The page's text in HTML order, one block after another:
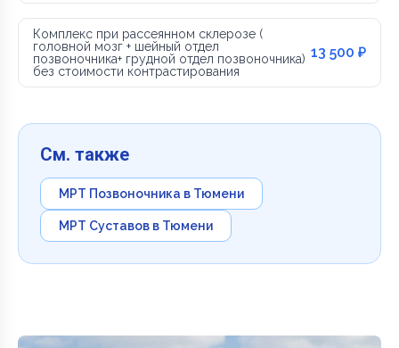
Комплекс при рассеянном склерозе (
головной мозг + шейный отдел
позвоночника+ грудной отдел позвоночника)
без стоимости контрастирования
13 500 ₽
См. также
МРТ Позвоночника в Тюмени
МРТ Суставов в Тюмени